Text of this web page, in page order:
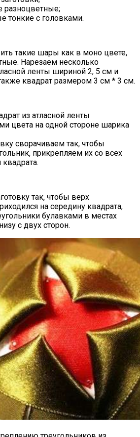
разноцветные;
тонкие с головками.
такие шары как в моно цвете,
Нарезаем несколько
ленты шириной 2, 5 см и
квадрат размером 3 см * 3 см.
из атласной ленты
цвета на одной стороне шарика
сворачиваем так, чтобы
прикрепляем их со всех
так, чтобы верх
на середину квадрата,
булавками в местах
с двух сторон.